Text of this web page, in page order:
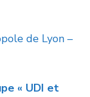
de Lyon –
« UDI et